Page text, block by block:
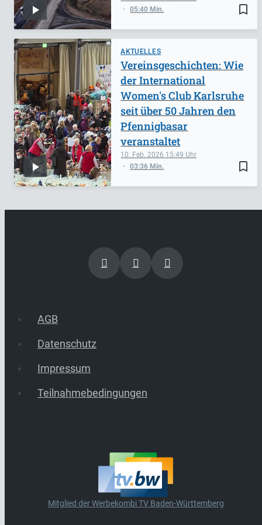
bookmark_border
05:40 Min.
AKTUELLES
bookmark_border
10. Feb. 2026 15:49
03:36 Min.
Vereinsgeschichten: Wie
der International
Women's Club Karlsruhe
seit über 50 Jahren den
Pfennigbasar
veranstaltet
AGB
Datenschutz
Impressum
Teilnahmebedingungen
Mitglied der Werbekombi TV Baden-Württemberg